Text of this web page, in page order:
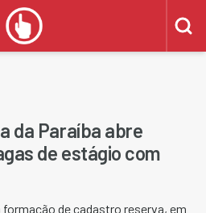
da Paraíba abre
de estágio com
de cadastro reserva, em